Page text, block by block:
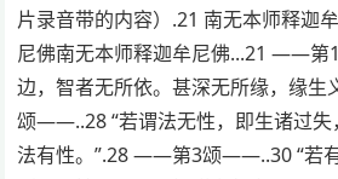
片录音带的内容）.21 南无本师释迦
尼佛南无本师释迦牟尼佛...21 ——
边，智者无所依。甚深无所缘，缘
颂——..28 “若谓法无性，即生诸过失
法有性。”.28 ——第3颂——..30 “若